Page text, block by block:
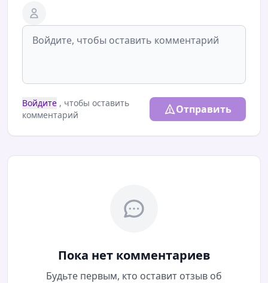
Войдите , чтобы оставить
комментарий
Отправить
Пока нет комментариев
Будьте первым, кто оставит отзыв об